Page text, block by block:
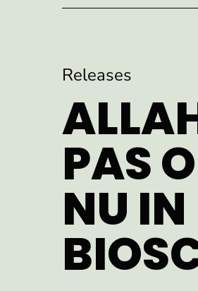
PAS
NU IN
Releases